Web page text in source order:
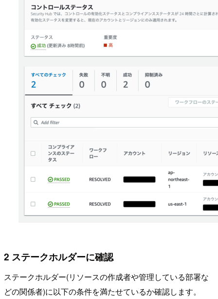
2 ステークホルダーに確認
ステークホルダー(リソースの作成者や管理している部署な
どの関係者)に以下の条件を満たせているか確認します。